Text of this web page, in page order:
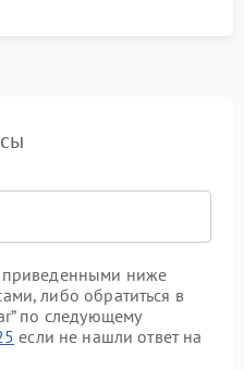
приведенными ниже
либо обратиться в
по следующему
если не нашли ответ на